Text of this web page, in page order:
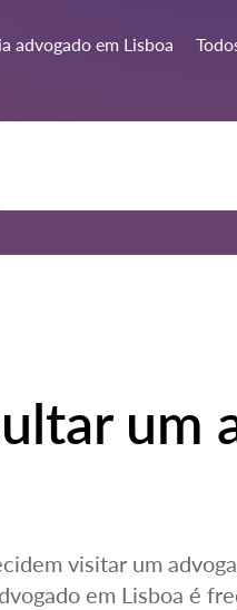
advogado em Lisboa
um
visitar um
em Lisboa é